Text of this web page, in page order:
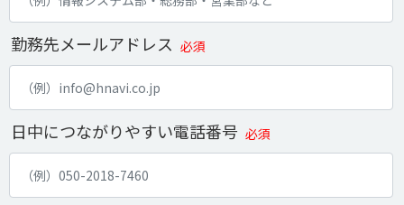
勤務先メールアドレス 必須
日中につながりやすい電話番号 必須